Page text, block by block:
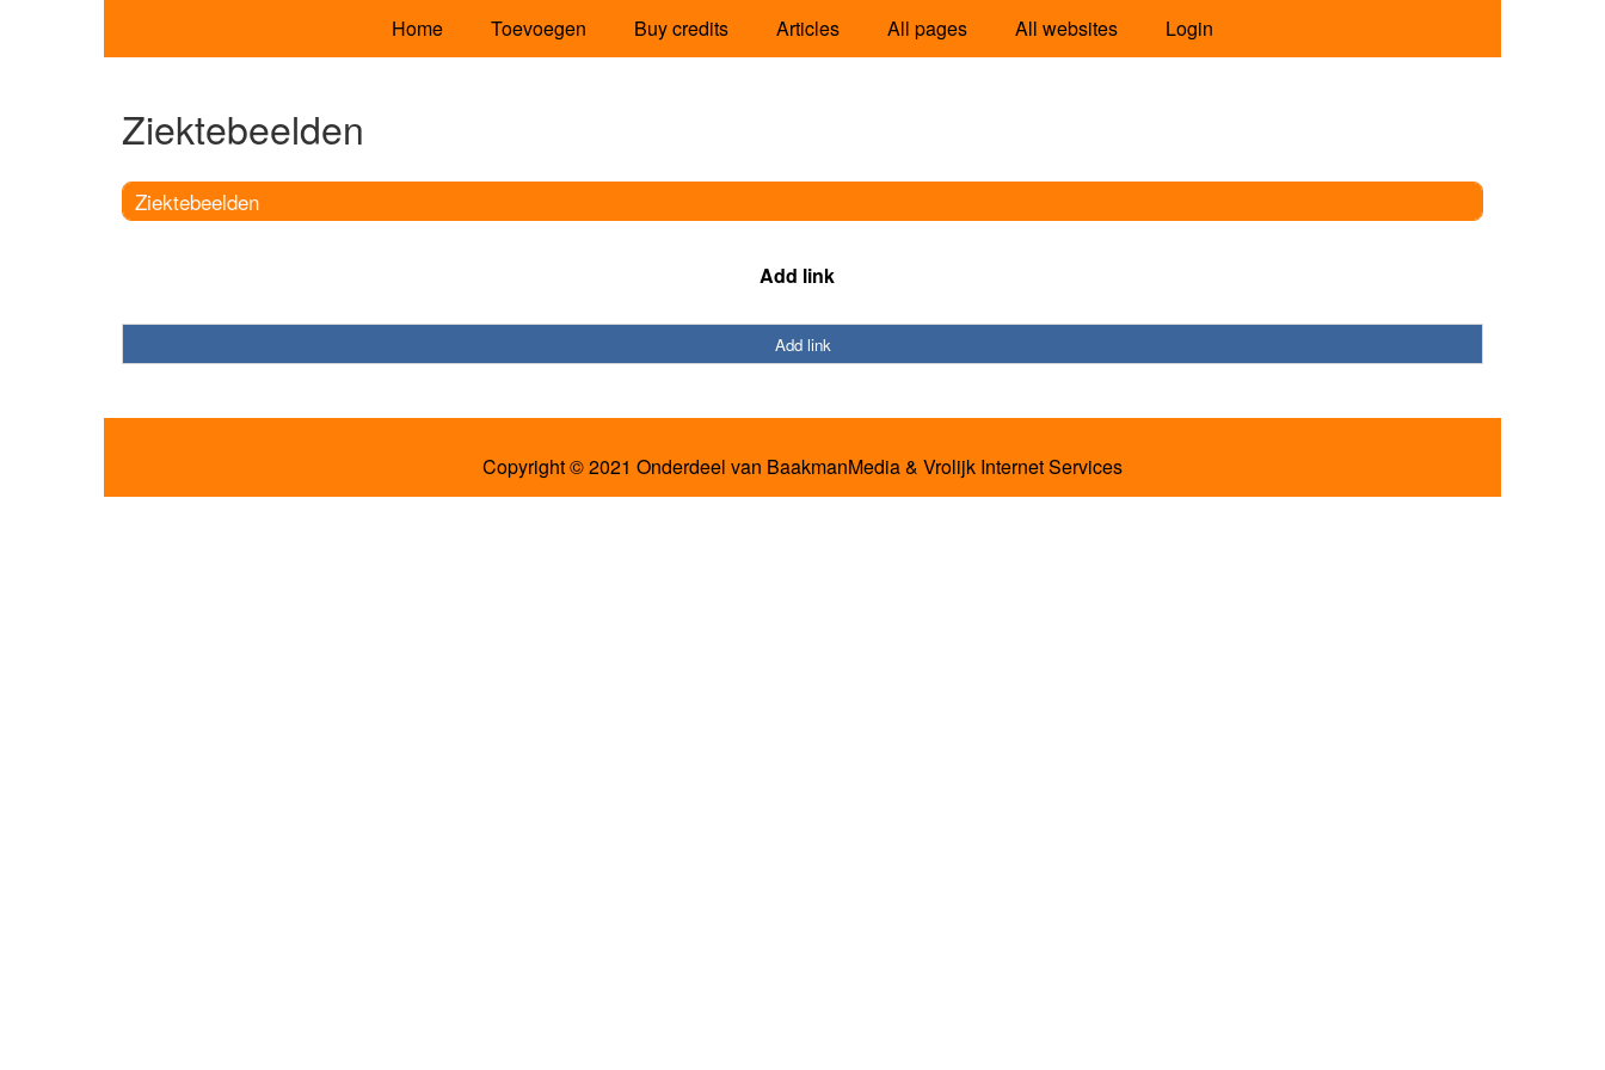
Home Toevoegen Buy credits Articles All pages All websites Login
Ziektebeelden
Ziektebeelden
Add link
Add link
Copyright © 2021 Onderdeel van BaakmanMedia& Vrolijk Internet Services